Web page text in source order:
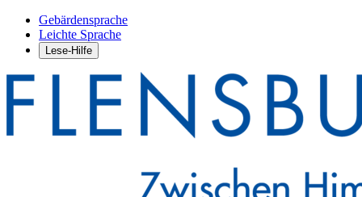
Gebärdensprache
Leichte Sprache
Lese-Hilfe